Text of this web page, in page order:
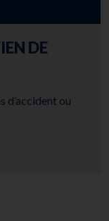
DE
d’accident ou